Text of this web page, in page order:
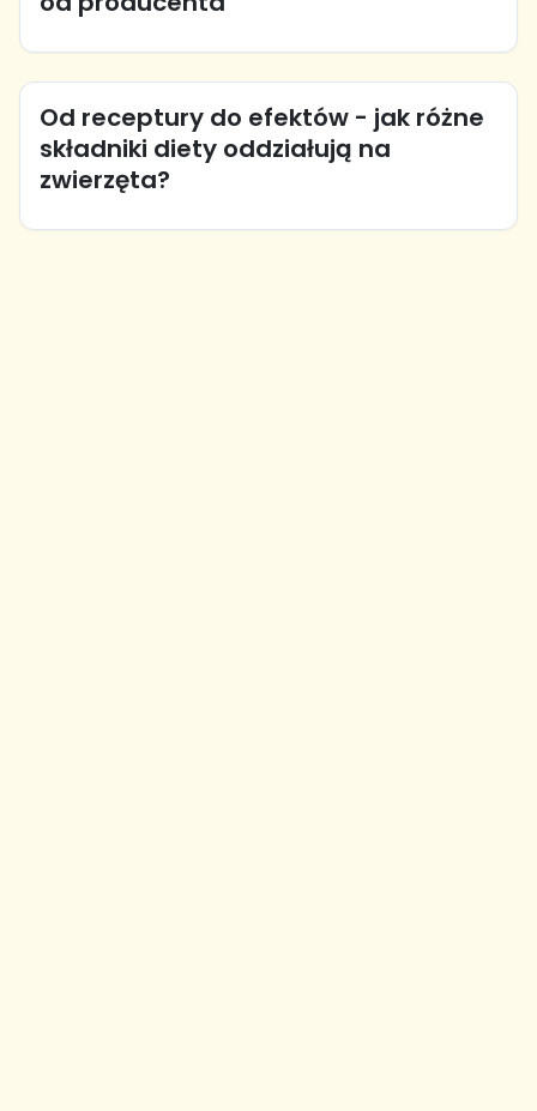
Od receptury do efektów - jak różne
składniki diety oddziałują na
zwierzęta?